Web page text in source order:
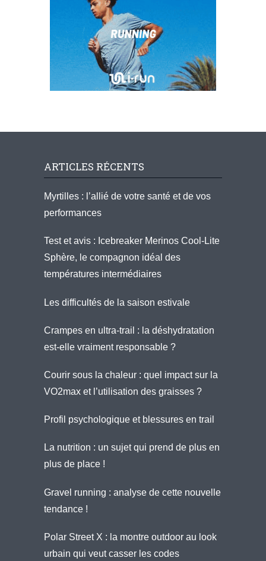
ARTICLES RÉCENTS
Myrtilles : l’allié de votre santé et de vos
performances
Test et avis : Icebreaker Merinos Cool-Lite
Sphère, le compagnon idéal des
températures intermédiaires
Les difficultés de la saison estivale
Crampes en ultra-trail : la déshydratation
est-elle vraiment responsable ?
Courir sous la chaleur : quel impact sur la
VO2max et l’utilisation des graisses ?
Profil psychologique et blessures en trail
La nutrition : un sujet qui prend de plus en
plus de place !
Gravel running : analyse de cette nouvelle
tendance !
Polar Street X : la montre outdoor au look
urbain qui veut casser les codes